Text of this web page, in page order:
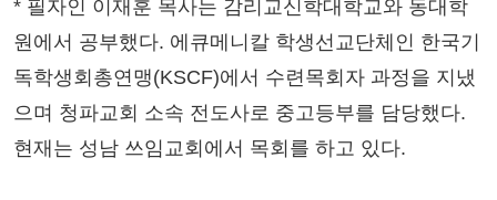
* 필자인 이재훈 목사는 감리교신학대학교와 동대학
원에서 공부했다. 에큐메니칼 학생선교단체인 한국기
독학생회총연맹(KSCF)에서 수련목회자 과정을 지냈
으며 청파교회 소속 전도사로 중고등부를 담당했다.
현재는 성남 쓰임교회에서 목회를 하고 있다.